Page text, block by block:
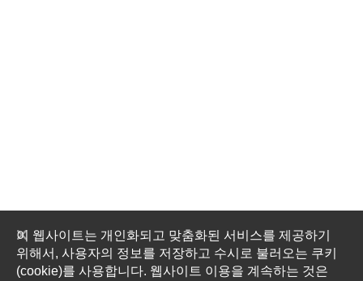
이 웹사이트는 개인화되고 맞춤화된 서비스를 제공하기
위해서, 사용자의 정보를 저장하고 수시로 불러오는 쿠키
(cookie)를 사용합니다. 웹사이트 이용을 계속하는 것은